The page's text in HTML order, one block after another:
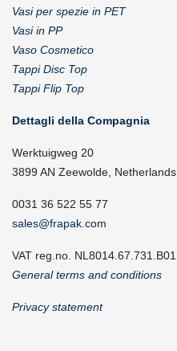
Vasi per spezie in PET
Vasi in PP
Vaso Cosmetico
Tappi Disc Top
Tappi Flip Top
Dettagli della Compagnia
Werktuigweg 20
3899 AN Zeewolde, Netherlands
0031 36 522 55 77
sales@frapak.com
VAT reg.no. NL8014.67.731.B01
General terms and conditions
Privacy statement